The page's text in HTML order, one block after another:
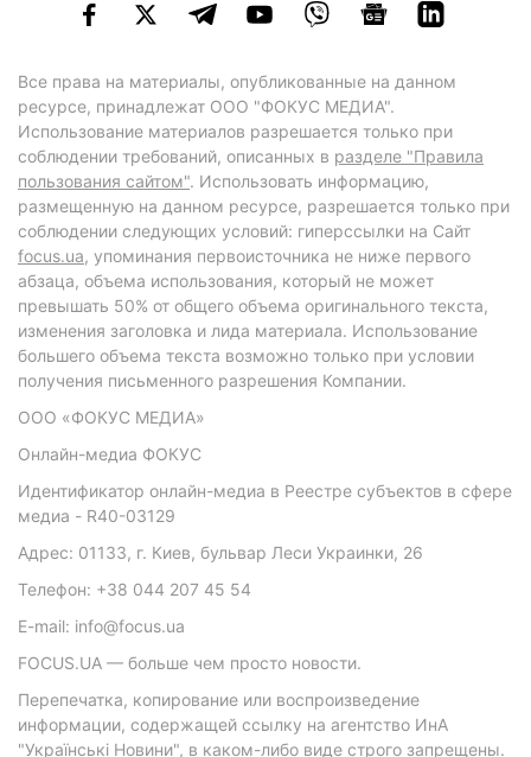
Все права на материалы, опубликованные на данном
ресурсе, принадлежат ООО "ФОКУС МЕДИА".
Использование материалов разрешается только при
соблюдении требований, описанных в разделе "Правила
пользования сайтом". Использовать информацию,
размещенную на данном ресурсе, разрешается только при
соблюдении следующих условий: гиперссылки на Сайт
focus.ua, упоминания первоисточника не ниже первого
абзаца, объема использования, который не может
превышать 50% от общего объема оригинального текста,
изменения заголовка и лида материала. Использование
большего объема текста возможно только при условии
получения письменного разрешения Компании.
ООО «ФОКУС МЕДИА»
Онлайн-медиа ФОКУС
Идентификатор онлайн-медиа в Реестре субъектов в сфере
медиа - R40-03129
Адрес: 01133, г. Киев, бульвар Леси Украинки, 26
Телефон: +38 044 207 45 54
E-mail: info@focus.ua
FOCUS.UA — больше чем просто новости.
Перепечатка, копирование или воспроизведение
информации, содержащей ссылку на агентство ИнА
"Українські Новини", в каком-либо виде строго запрещены.